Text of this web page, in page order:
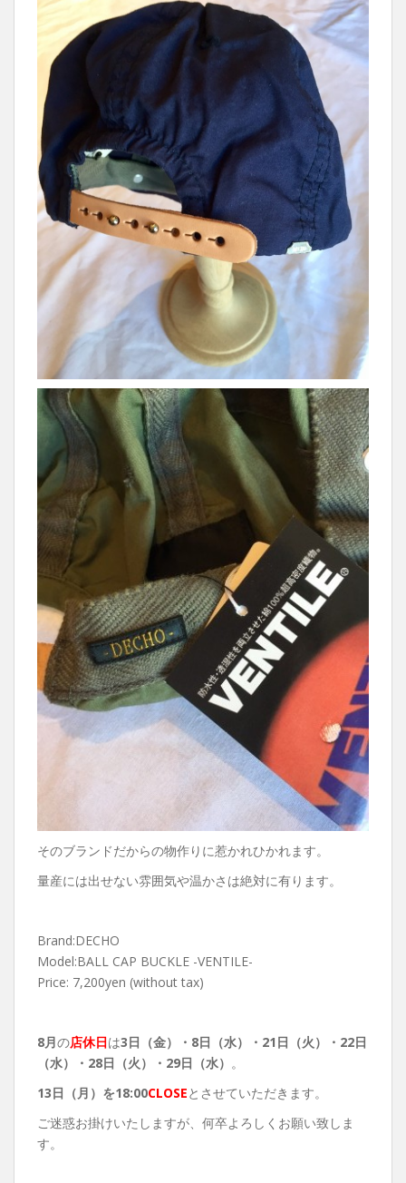
そのブランドだからの物作りに惹かれひかれます。
量産には出せない雰囲気や温かさは絶対に有ります。
Brand:DECHO
Model:BALL CAP BUCKLE -VENTILE-
Price: 7,200yen (without tax)
8月の店休日は3日（金）・8日（水）・21日（火）・22日
（水）・28日（火）・29日（水） 。
13日（月）を18:00CLOSEとさせていただきます。
ご迷惑お掛けいたしますが、何卒よろしくお願い致しま
す。